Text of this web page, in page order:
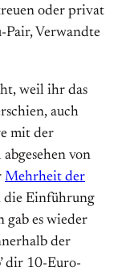
oder privat
Pair, Verwandte
weil ihr das
auch
mit der
von
Mehrheit der
die Einführung
gab es wieder
der
dir 10-Euro-